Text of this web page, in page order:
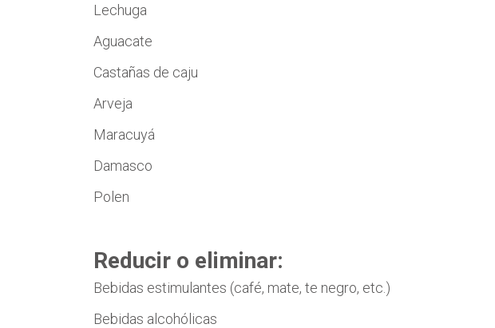
Lechuga
Aguacate
Castañas de caju
Arveja
Maracuyá
Damasco
Polen
Reducir o eliminar:
Bebidas estimulantes (café, mate, te negro, etc.)
Bebidas alcohólicas